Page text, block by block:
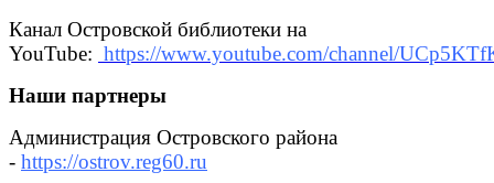
Канал Островской библиотеки на
YouTube: https://www.youtube.com/channel/
Наши партнеры
Администрация Островского района
- https://ostrov.reg60.ru